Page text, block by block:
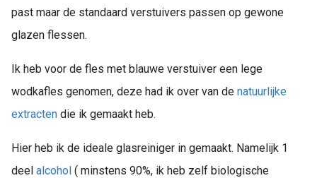
past maar de standaard verstuivers passen op gewone
glazen flessen.
Ik heb voor de fles met blauwe verstuiver een lege
wodkafles genomen, deze had ik over van de natuurlijke
extracten die ik gemaakt heb.
Hier heb ik de ideale glasreiniger in gemaakt. Namelijk 1
deel alcohol ( minstens 90%, ik heb zelf biologische